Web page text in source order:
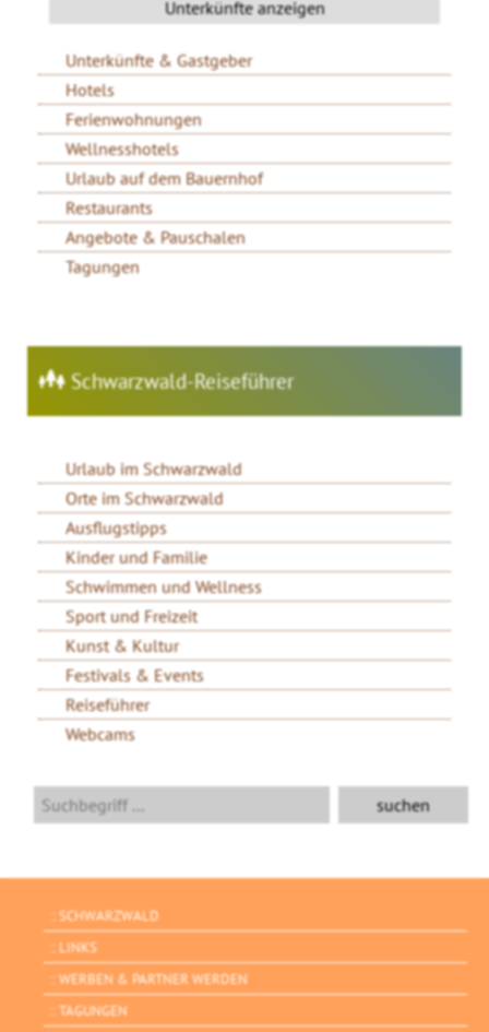
Unterkünfte & Gastgeber
Hotels
Ferienwohnungen
Wellnesshotels
Urlaub auf dem Bauernhof
Restaurants
Angebote & Pauschalen
Tagungen
Schwarzwald-Reiseführer
Urlaub im Schwarzwald
Orte im Schwarzwald
Ausflugstipps
Kinder und Familie
Schwimmen und Wellness
Sport und Freizeit
Kunst & Kultur
Festivals & Events
Reiseführer
Webcams
SCHWARZWALD
LINKS
WERBEN & PARTNER WERDEN
TAGUNGEN